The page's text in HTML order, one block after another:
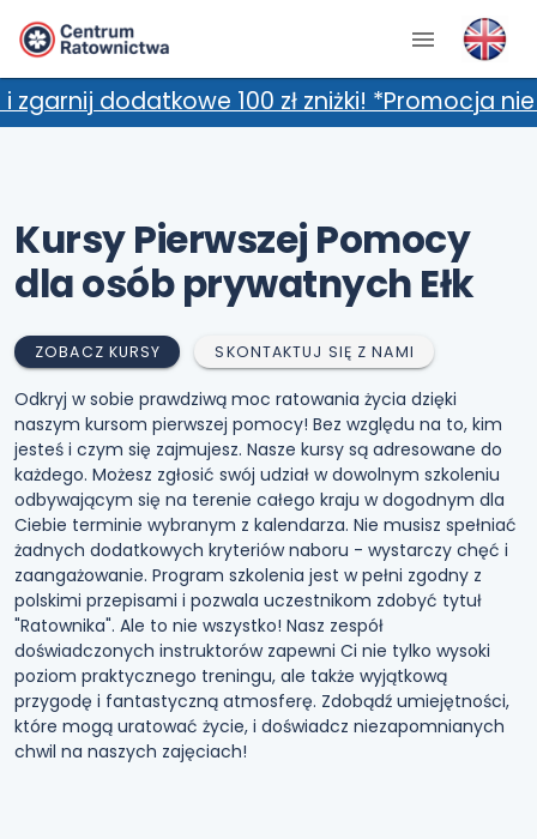
100 zł zniżki! *Promocja nie
Kursy Pierwszej Pomocy
dla osób prywatnych Ełk
ZOBACZ KURSY SKONTAKTUJ SIĘ Z NAMI
Odkryj w sobie prawdziwą moc ratowania życia dzięki
naszym kursom pierwszej pomocy! Bez względu na to, kim
jesteś i czym się zajmujesz. Nasze kursy są adresowane do
każdego. Możesz zgłosić swój udział w dowolnym szkoleniu
odbywającym się na terenie całego kraju w dogodnym dla
Ciebie terminie wybranym z kalendarza. Nie musisz spełniać
żadnych dodatkowych kryteriów naboru - wystarczy chęć i
zaangażowanie. Program szkolenia jest w pełni zgodny z
polskimi przepisami i pozwala uczestnikom zdobyć tytuł
"Ratownika". Ale to nie wszystko! Nasz zespół
doświadczonych instruktorów zapewni Ci nie tylko wysoki
poziom praktycznego treningu, ale także wyjątkową
przygodę i fantastyczną atmosferę. Zdobądź umiejętności,
które mogą uratować życie, i doświadcz niezapomnianych
chwil na naszych zajęciach!